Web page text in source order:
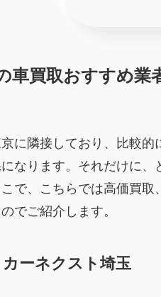
車買取おすすめ業
に隣接しており、比較
なります。それだけに
で、こちらでは高価買
でご紹介します。
ーネクスト埼玉